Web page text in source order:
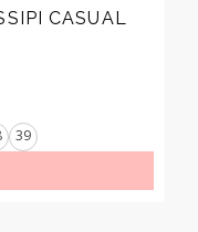
CASUAL
39